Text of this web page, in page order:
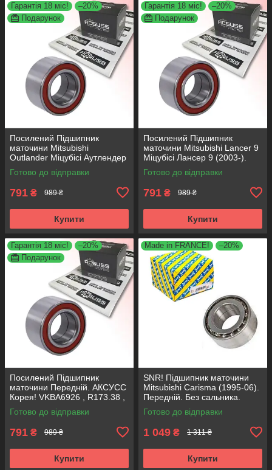
Гарантія 18 міс!
–20%
Подарунок
Посилений Підшипник
маточини Mitsubishi
Outlander Міцубісі Аутлендер
(2001-). Передній. АКСУСС
Корея! VKBA6926 , R173.38 ,
Готово до відправки
791 ₴ 989 ₴
Купити
Гарантія 18 міс!
–20%
Подарунок
Посилений Підшипник
маточини Mitsubishi Lancer 9
Міцубісі Лансер 9 (2003-).
Передній. АКСУСС Корея!
VKBA6926 , R173.38 ,
Готово до відправки
791 ₴ 989 ₴
Купити
Гарантія 18 міс!
–20%
Подарунок
Посилений Підшипник
маточини Передній. АКСУСС
Корея! VKBA6926 , R173.38 ,
713619780
Готово до відправки
791 ₴ 989 ₴
Купити
Made in FRANCE! –20%
SNR! Підшипник маточини
Mitsubishi Carisma (1995-06).
Передній. Без сальника.
VKBA3309 , R173.22 ,
713619090 Франція!
Готово до відправки
1 049 ₴ 1 311 ₴
Купити